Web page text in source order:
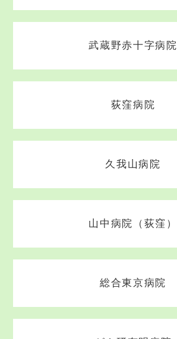
武蔵野赤十字病院
荻窪病院
久我山病院
山中病院（荻窪）
総合東京病院